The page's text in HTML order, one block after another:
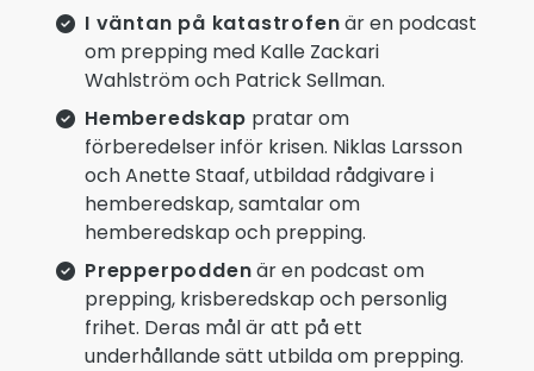
I väntan på katastrofenär en podcast
om prepping med Kalle Zackari
Wahlström och Patrick Sellman.
Hemberedskap pratar om
förberedelser inför krisen. Niklas Larsson
och Anette Staaf, utbildad rådgivare i
hemberedskap, samtalar om
hemberedskap och prepping.
Prepperpoddenär en podcast om
prepping, krisberedskap och personlig
frihet. Deras mål är att på ett
underhållande sätt utbilda om prepping.